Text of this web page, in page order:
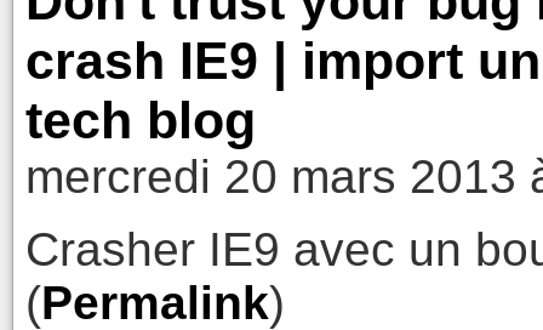
crash IE9 | import
tech blog
mercredi 20 mars 2013
Crasher IE9 avec un
(Permalink)